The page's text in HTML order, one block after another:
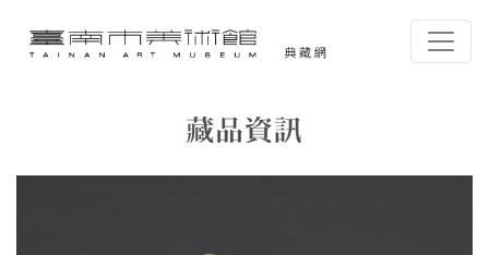
臺南市美術館-典藏網
網頁導覽